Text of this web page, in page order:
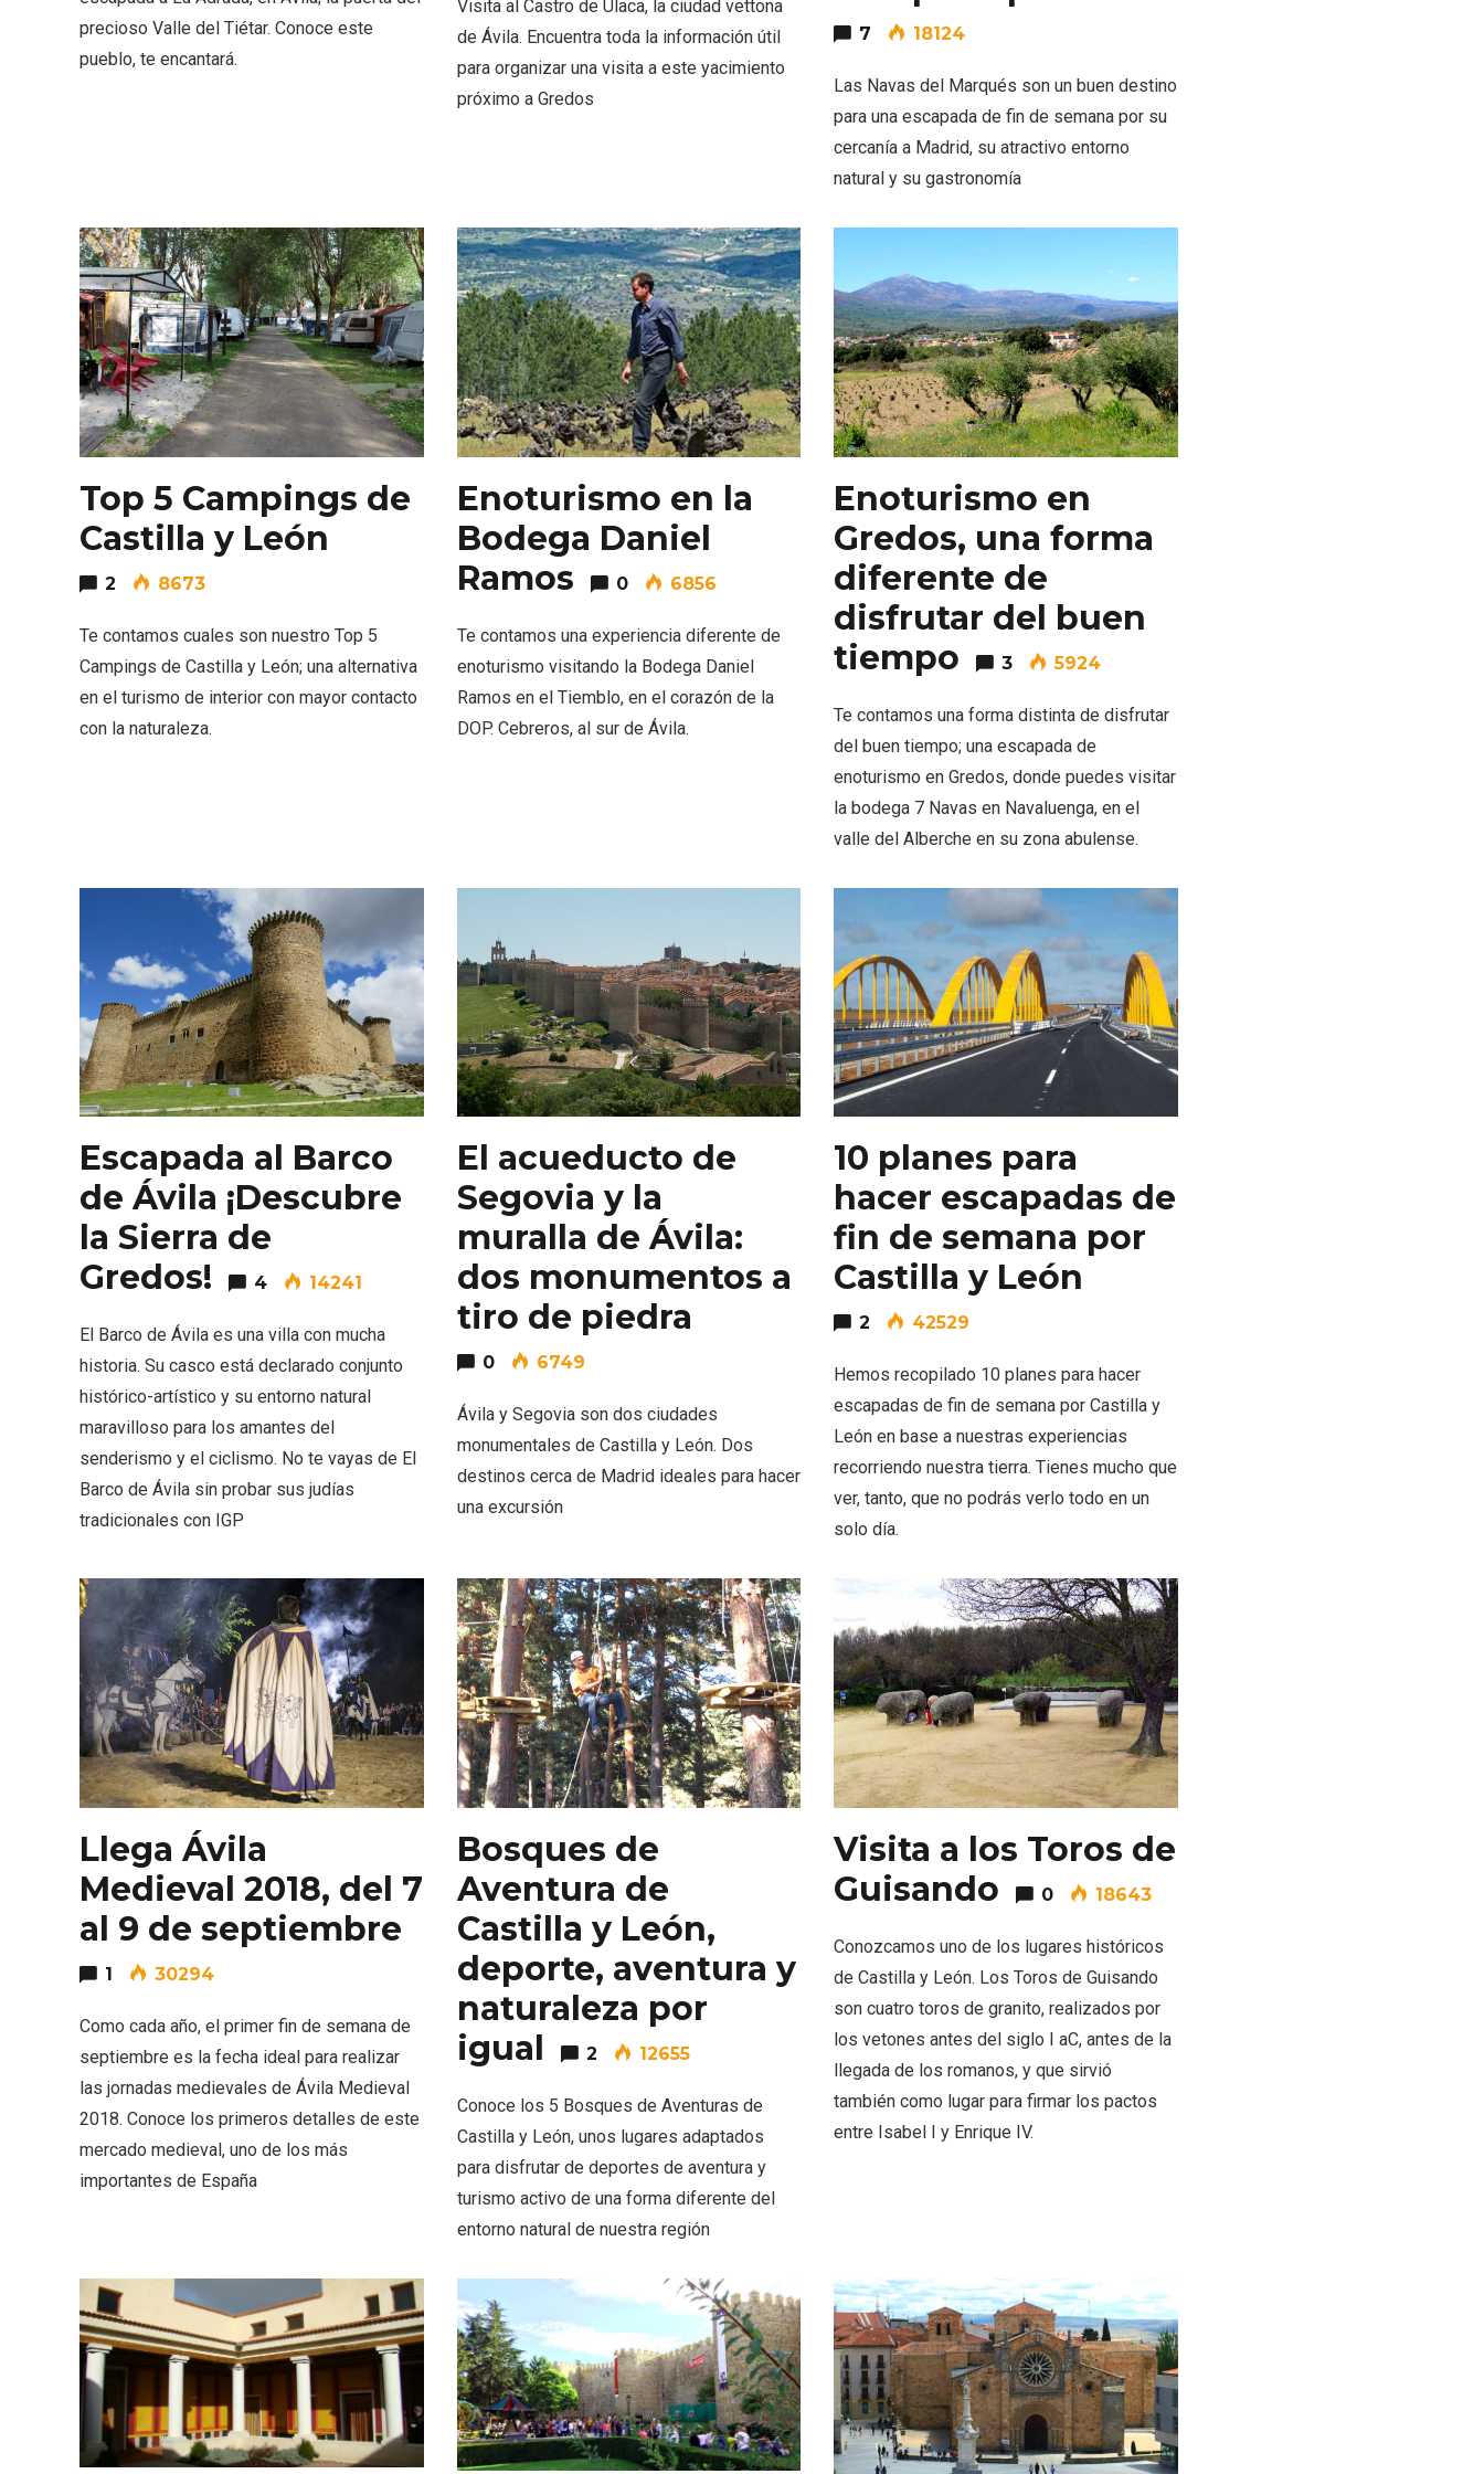
precioso Valle del Tiétar. Conoce este
pueblo, te encantará.
Visita al Castro de Ulaca, la ciudad vettona
de Ávila. Encuentra toda la información útil
para organizar una visita a este yacimiento
próximo a Gredos
7 18124
Las Navas del Marqués son un buen destino
para una escapada de fin de semana por su
cercanía a Madrid, su atractivo entorno
natural y su gastronomía
Top 5 Campings de
Castilla y León
2 8673
Te contamos cuales son nuestro Top 5
Campings de Castilla y León; una alternativa
en el turismo de interior con mayor contacto
con la naturaleza.
Enoturismo en la
Bodega Daniel
Ramos
0 6856
Te contamos una experiencia diferente de
enoturismo visitando la Bodega Daniel
Ramos en el Tiemblo, en el corazón de la
DOP. Cebreros, al sur de Ávila.
Enoturismo en
Gredos, una forma
diferente de
disfrutar del buen
tiempo
3 5924
Te contamos una forma distinta de disfrutar
del buen tiempo; una escapada de
enoturismo en Gredos, donde puedes visitar
la bodega 7 Navas en Navaluenga, en el
valle del Alberche en su zona abulense.
Escapada al Barco
de Ávila ¡Descubre
la Sierra de
Gredos!
4 14241
El Barco de Ávila es una villa con mucha
historia. Su casco está declarado conjunto
histórico-artístico y su entorno natural
maravilloso para los amantes del
senderismo y el ciclismo. No te vayas de El
Barco de Ávila sin probar sus judías
tradicionales con IGP
El acueducto de
Segovia y la
muralla de Ávila:
dos monumentos a
tiro de piedra
0 6749
Ávila y Segovia son dos ciudades
monumentales de Castilla y León. Dos
destinos cerca de Madrid ideales para hacer
una excursión
10 planes para
hacer escapadas de
fin de semana por
Castilla y León
2 42529
Hemos recopilado 10 planes para hacer
escapadas de fin de semana por Castilla y
León en base a nuestras experiencias
recorriendo nuestra tierra. Tienes mucho que
ver, tanto, que no podrás verlo todo en un
solo día.
Llega Ávila
Medieval 2018, del 7
al 9 de septiembre
1 30294
Como cada año, el primer fin de semana de
septiembre es la fecha ideal para realizar
las jornadas medievales de Ávila Medieval
2018. Conoce los primeros detalles de este
mercado medieval, uno de los más
importantes de España
Bosques de
Aventura de
Castilla y León,
deporte, aventura y
naturaleza por
igual
2 12655
Conoce los 5 Bosques de Aventuras de
Castilla y León, unos lugares adaptados
para disfrutar de deportes de aventura y
turismo activo de una forma diferente del
entorno natural de nuestra región
Visita a los Toros de
Guisando
0 18643
Conozcamos uno de los lugares históricos
de Castilla y León. Los Toros de Guisando
son cuatro toros de granito, realizados por
los vetones antes del siglo I aC, antes de la
llegada de los romanos, y que sirvió
también como lugar para firmar los pactos
entre Isabel I y Enrique IV.
V Feria Europea del Queso
2026 en Serrada
La zonificación como
recurso turístico de la Ruta
del Vino de Rueda
IV Edición del Festival de
Narración Oral, Memoria,
Tierra y Voz
Fiesta de Primavera 2026 en
la Ruta del Vino de Cigales
IGP Morcilla de Burgos
triunfó en el Salón Gourmet
Disfrutar de la Semana
Santa en Rueda en 2026
Semana Santa en la Ribera
del Duero 2026
Itinerarios musicales en San
Miguel del Pino 2026
En marzo, vuelve la mejor
gastronomía de la Trufa
Negra de Soria
Cigales inaugura la
Porrón de Citas de 2026 en
Moradillo de Roa
Los Pueblos más bonitos de
España, en Castilla y León
Concierto de Navidad en
Moradillo de Roa
Fermoselle, ella la bella, el
balcón de los Arribes
Inauguración del Árbol de
Navidad a ganchillo de
Moradillo de Roa
El árbol de Navidad de
Fuenterrebollo
Belén segoviano, otra
escusa más para visitar
III Ruta de la Morcilla de
Escapadas por Castilla y
León en otoño